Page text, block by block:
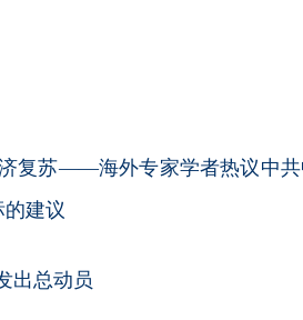
复苏——海外专家学者热议中
建议
出总动员